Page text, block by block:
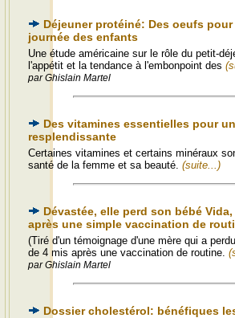
Déjeuner protéiné: Des oeufs
journée des enfants
Une étude américaine sur le rôle du petit-
l'appétit et la tendance à l'embonpoint des
par Ghislain Martel
Des vitamines essentielles pour
resplendissante
Certaines vitamines et certains minéraux
santé de la femme et sa beauté. (suite...)
Dévastée, elle perd son bébé
après une simple vaccination de
(Tiré d'un témoignage d'une mère qui a
de 4 mis après une vaccination de routine.
par Ghislain Martel
Dossier cholestérol: bénéfiques